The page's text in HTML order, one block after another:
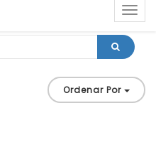
Ordenar Por